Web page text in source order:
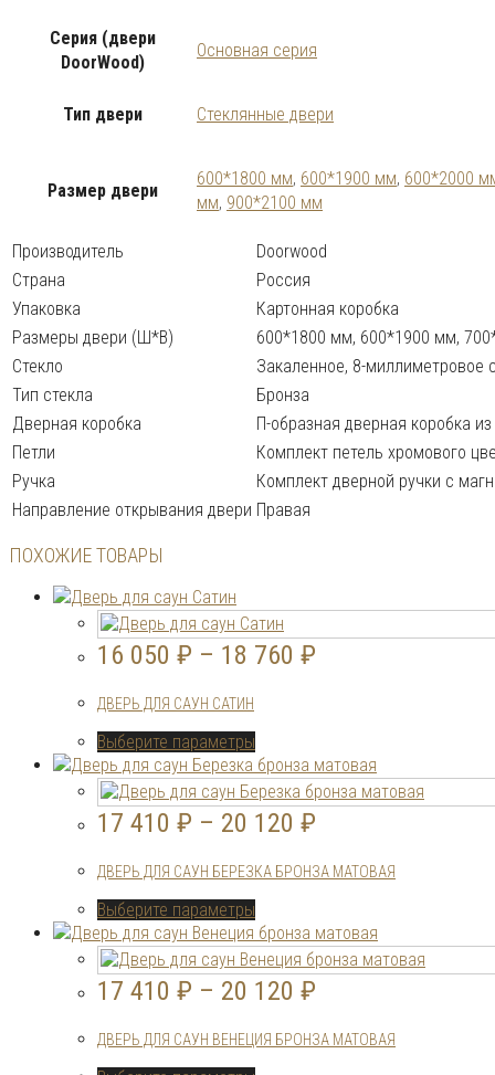
Серия (двери
DoorWood)
Основная серия
Тип двери Стеклянные двери
Размер двери
600*1800 мм, 600*1900 мм, 600*2000
мм, 900*2100 мм
Производитель
Doorwood
Страна
Россия
Упаковка
Картонная коробка
Размеры двери (Ш*В)
600*1800 мм, 600*1900 мм,
Стекло
Закаленное, 8-миллиметровое
Тип стекла
Бронза
Дверная коробка
П-образная дверная коробка
Петли
Комплект петель хромового
Ручка
Комплект дверной ручки с
Направление открывания двери Правая
ПОХОЖИЕ ТОВАРЫ
16 050 ₽ – 18 760 ₽
ДВЕРЬ ДЛЯ САУН САТИН
Выберите параметры
товар
имеет
несколько
вариаций.
можно
выбрать
на
странице
товара.
17 410 ₽ – 20 120 ₽
ДВЕРЬ ДЛЯ САУН БЕРЕЗКА БРОНЗА МАТОВАЯ
Выберите параметры
товар
имеет
несколько
вариаций.
можно
выбрать
17 410 ₽ – 20 120 ₽
ДВЕРЬ ДЛЯ САУН ВЕНЕЦИЯ БРОНЗА МАТОВАЯ